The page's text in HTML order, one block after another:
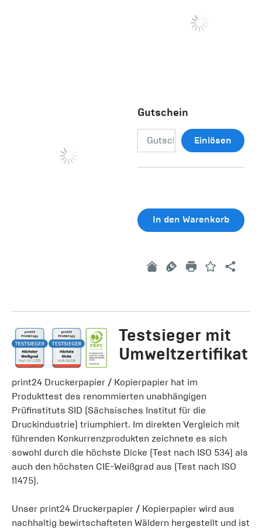
Gutschein
Einlösen
In den Warenkorb
Testsieger mit
Umweltzertifikat
print24 Druckerpapier / Kopierpapier hat im
Produkttest des renommierten unabhängigen
Prüfinstituts SID (Sächsisches Institut für die
Druckindustrie) triumphiert. Im direkten Vergleich mit
führenden Konkurrenzprodukten zeichnete es sich
sowohl durch die höchste Dicke (Test nach ISO 534) als
auch den höchsten CIE-Weißgrad aus (Test nach ISO
11475).
Unser print24 Druckerpapier / Kopierpapier wird aus
nachhaltig bewirtschafteten Wäldern hergestellt und ist